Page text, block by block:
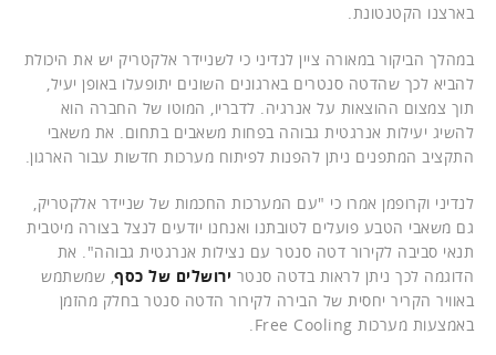
בארצנו הקטנטונת.
במהלך הביקור במאורה ציין לנדיני כי לשניידר אלקטריק יש את היכולת
להביא לכך שהדטה סנטרים בארגונים השונים יתופעלו באופן יעיל,
תוך צמצום ההוצאות על אנרגיה. לדבריו, המוטו של החברה הוא
להשיג יעילות אנרגטית גבוהה בפחות משאבים בתחום. את משאבי
התקציב המתפנים ניתן להפנות לפיתוח מערכות חדשות עבור הארגון.
לנדיני וקרופמן אמרו כי "עם המערכות החכמות של שניידר אלקטריק,
גם משאבי הטבע פועלים לטובתנו ואנחנו יודעים לנצל בצורה מיטבית
תנאי סביבה לקירור דטה סנטר עם נצילות אנרגטית גבוהה". את
הדוגמה לכך ניתן לראות בדטה סנטר ירושלים של כסף, שמשתמש
באוויר הקריר יחסית של הבירה לקירור הדטה סנטר בחלק מהזמן
באמצעות מערכות Free Cooling.